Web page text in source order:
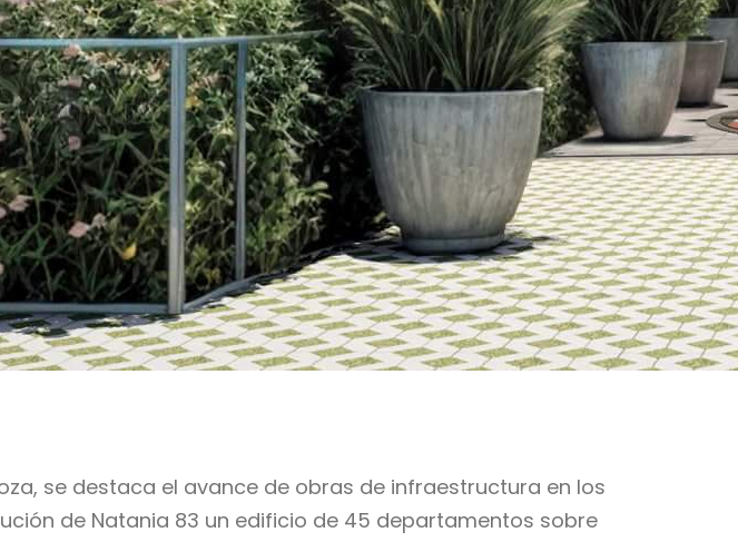
se destaca el avance de obras de infraestructura en los
de Natania 83 un edificio de 45 departamentos sobre